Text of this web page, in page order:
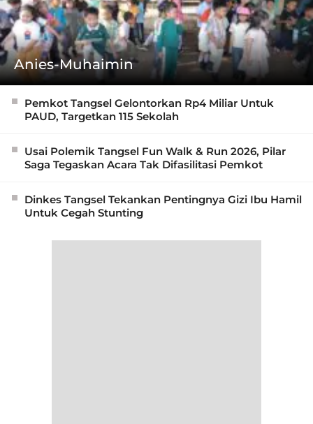
Anies-Muhaimin
Pemkot Tangsel Gelontorkan Rp4 Miliar Untuk
PAUD, Targetkan 115 Sekolah
Usai Polemik Tangsel Fun Walk & Run 2026, Pilar
Saga Tegaskan Acara Tak Difasilitasi Pemkot
Dinkes Tangsel Tekankan Pentingnya Gizi Ibu Hamil
Untuk Cegah Stunting